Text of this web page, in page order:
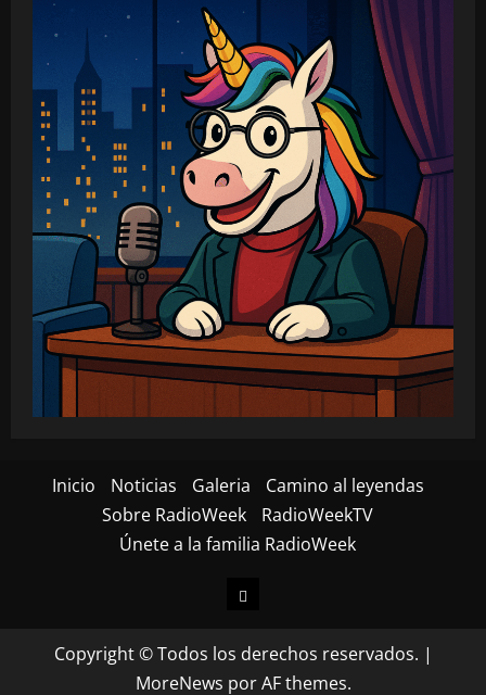
Inicio Noticias Galeria
Camino al leyendas
Sobre RadioWeek
RadioWeekTV
Únete a la familia RadioWeek
Inicio
Copyright © Todos los derechos reservados. |
MoreNews por AF themes.